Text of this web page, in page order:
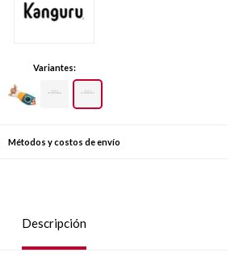
Variantes:
Métodos y costos de envío
Descripción